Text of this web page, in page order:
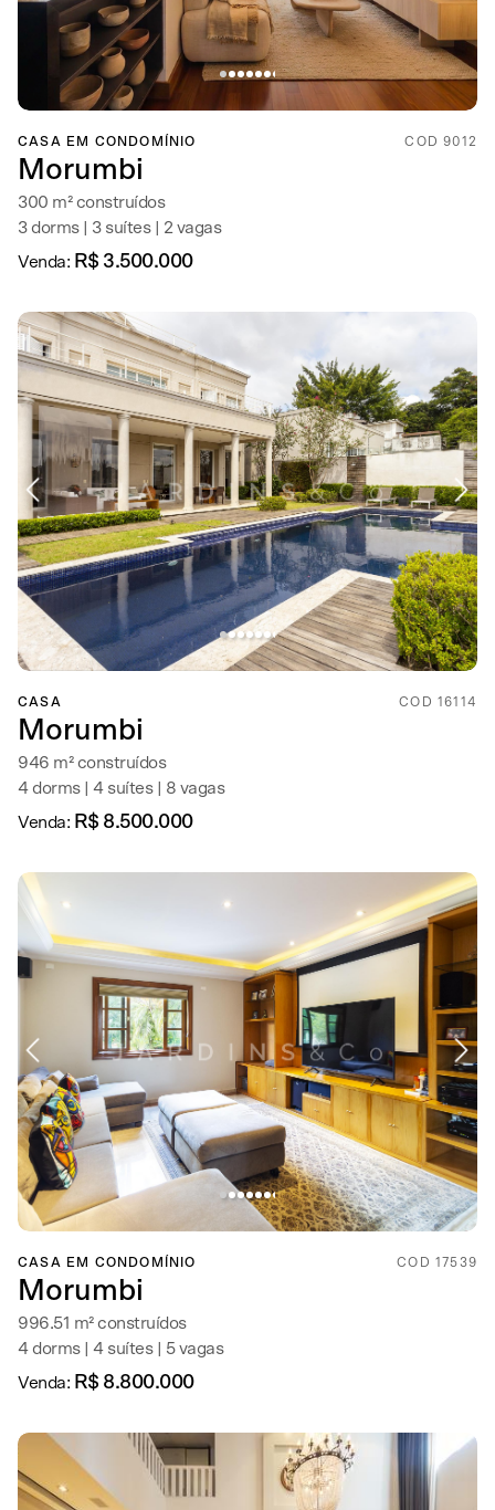
CASA EM CONDOMÍNIO COD 9012
Morumbi
300 m² construídos
3 dorms | 3 suítes | 2 vagas
Venda: R$ 3.500.000
CASA COD 16114
Morumbi
946 m² construídos
4 dorms | 4 suítes | 8 vagas
Venda: R$ 8.500.000
CASA EM CONDOMÍNIO COD 17539
Morumbi
996.51 m² construídos
4 dorms | 4 suítes | 5 vagas
Venda: R$ 8.800.000